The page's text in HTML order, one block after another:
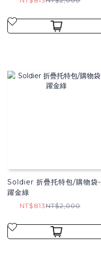
Soldier 折疊托特包/購物袋​-
躍金綠
NT$813NT$2,000